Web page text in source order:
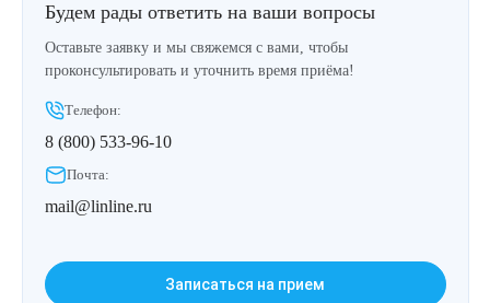
Будем рады ответить на ваши вопросы
Оставьте заявку и мы свяжемся с вами, чтобы
проконсультировать и уточнить время приёма!
Телефон:
8 (800) 533-96-10
Почта:
mail@linline.ru
Записаться на прием